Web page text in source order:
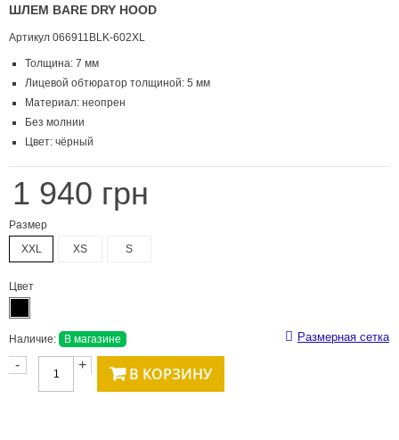
ШЛЕМ BARE DRY HOOD
Артикул 066911BLK-602XL
Толщина: 7 мм
Лицевой обтюратор толщиной: 5 мм
Материал: неопрен
Без молнии
Цвет: чёрный
1 940 грн
Размер
XXL
XS S
Цвет
Наличие: В магазине Размерная сетка
- + В КОРЗИНУ